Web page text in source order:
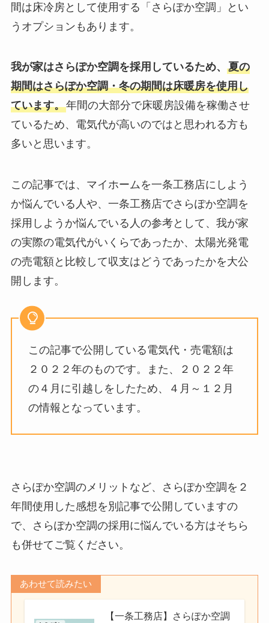
間は床冷房として使用する「さらぽか空調」とい
うオプションもあります。
我が家はさらぽか空調を採用しているため、 夏の
期間はさらぽか空調・冬の期間は床暖房を使用し
ています。年間の大部分で床暖房設備を稼働させ
ているため、電気代が高いのではと思われる方も
多いと思います。
この記事では、マイホームを一条工務店にしよう
か悩んでいる人や、一条工務店でさらぽか空調を
採用しようか悩んでいる人の参考として、我が家
の実際の電気代がいくらであったか、太陽光発電
の売電額と比較して収支はどうであったかを大公
開します。
この記事で公開している電気代・売電額は
２０２２年のものです。また、２０２２年
の４月に引越しをしたため、４月～１２月
の情報となっています。
さらぽか空調のメリットなど、さらぽか空調を２
年間使用した感想を別記事で公開していますの
で、さらぽか空調の採用に悩んでいる方はそちら
も併せてご覧ください。
あわせて読みたい
【一条工務店】さらぽか空調